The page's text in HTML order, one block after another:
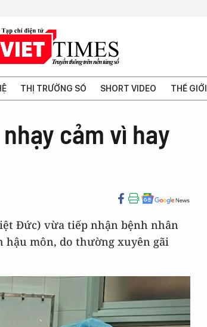
THỊ TRƯỜNG SỐ SHORT VIDEO THẾ GIỚI
cảm vì hay
Đức) vừa tiếp nhận bệnh nhân
hậu môn, do thường xuyên gãi